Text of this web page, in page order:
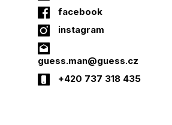
facebook
instagram
guess.man@guess.cz
+420 737 318 435